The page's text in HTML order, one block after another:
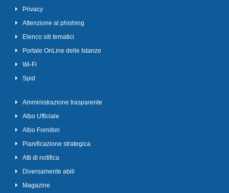
Privacy
Attenzione al phishing
Elenco siti tematici
Portale OnLine delle Istanze
Wi-Fi
Spid
Amministrazione trasparente
Albo Ufficiale
Albo Fornitori
Pianificazione strategica
Atti di notifica
Diversamente abili
Magazine